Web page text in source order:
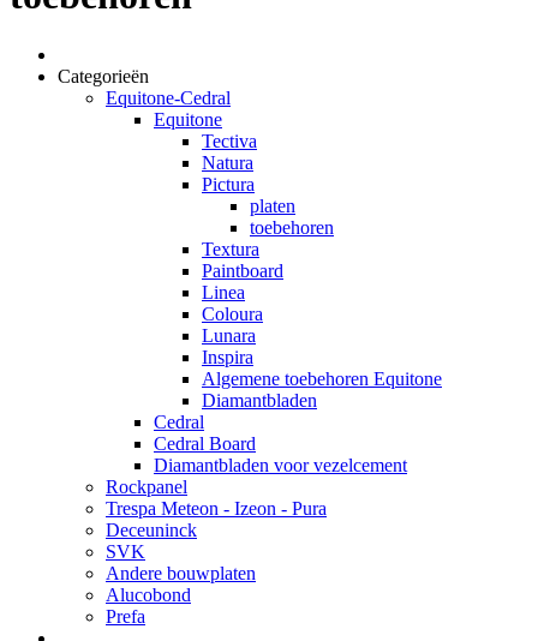
Categorieën
Equitone-Cedral
Equitone
Tectiva
Natura
Pictura
platen
toebehoren
Textura
Paintboard
Linea
Coloura
Lunara
Inspira
Algemene toebehoren Equitone
Diamantbladen
Cedral
Cedral Board
Diamantbladen voor vezelcement
Rockpanel
Trespa Meteon - Izeon - Pura
Deceuninck
SVK
Andere bouwplaten
Alucobond
Prefa